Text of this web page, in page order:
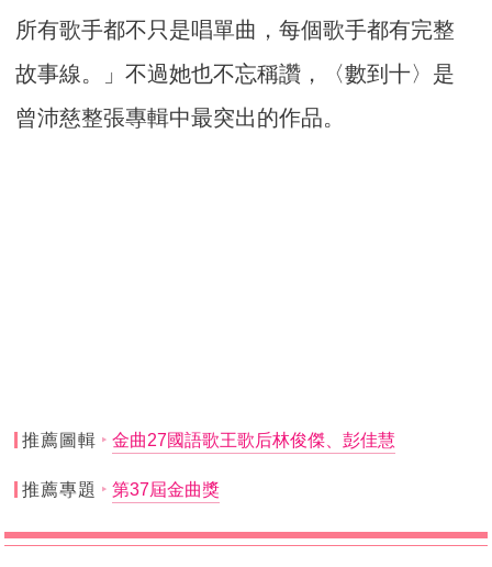
所有歌手都不只是唱單曲，每個歌手都有完整
故事線。」不過她也不忘稱讚，〈數到十〉是
曾沛慈整張專輯中最突出的作品。
推薦圖輯 金曲27國語歌王歌后林俊傑、彭佳慧
推薦專題 第37屆金曲獎